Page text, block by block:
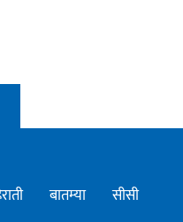
बातम्या सीसी